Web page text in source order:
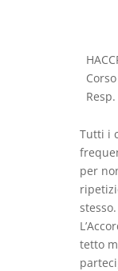
Resp.
Tutti i
per
stesso.
tetto